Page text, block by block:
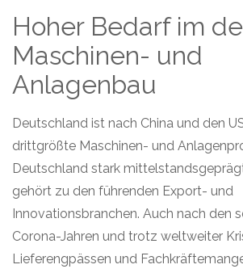
Hoher Bedarf im
Maschinen- und
Anlagenbau
Deutschland ist nach China und den
drittgrößte Maschinen- und
Deutschland stark
gehört zu den führenden Export- und
Innovationsbranchen. Auch nach den
Corona-Jahren und trotz weltweiter
Lieferengpässen und